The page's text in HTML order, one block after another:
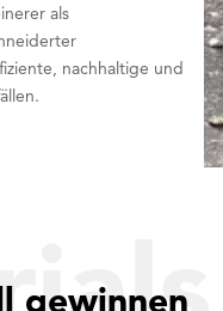
als
nachhaltige und
gewinnen